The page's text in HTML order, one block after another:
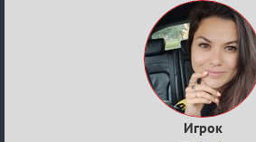
Игрок